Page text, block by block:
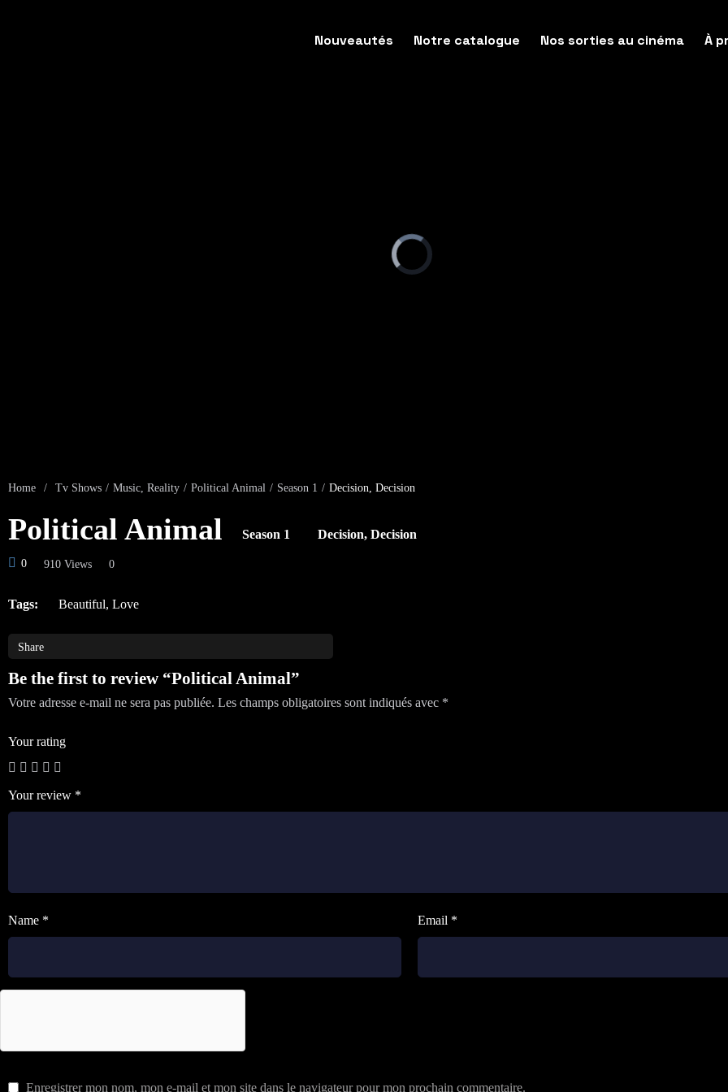
Nouveautés Notre catalogue Nos sorties au cinéma À
Home / Tv Shows / Music Reality / Political Animal / Season 1 / Decision, Decision
Political Animal Season 1 Decision, Decision
0 910 Views 0
Tags: Beautiful, Love
Share
Be the first to review “Political Animal”
Votre adresse e-mail ne sera pas publiée. Les champs obligatoires sont indiqués avec *
Your rating
Your review *
Name * Email *
Enregistrer mon nom, mon e-mail et mon site dans le navigateur pour mon prochain commentaire.